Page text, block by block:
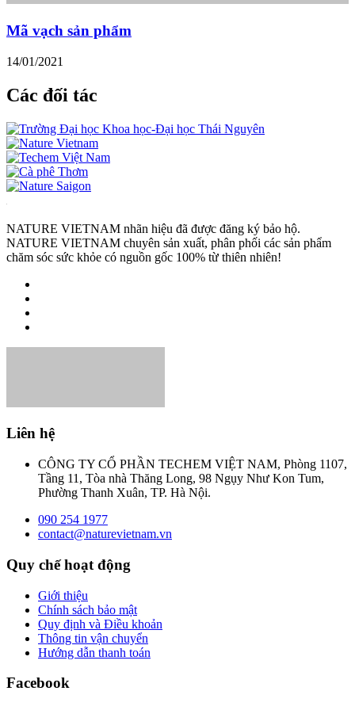
Mã vạch sản phẩm
14/01/2021
Các đối tác
NATURE VIETNAM nhãn hiệu đã được đăng ký bảo hộ.
NATURE VIETNAM chuyên sản xuất, phân phối các sản phẩm
chăm sóc sức khỏe có nguồn gốc 100% từ thiên nhiên!
Liên hệ
CÔNG TY CỔ PHẦN TECHEM VIỆT NAM, Phòng 1107,
Tầng 11, Tòa nhà Thăng Long, 98 Ngụy Như Kon Tum,
Phường Thanh Xuân, TP. Hà Nội.
090 254 1977
contact@naturevietnam.vn
Quy chế hoạt động
Giới thiệu
Chính sách bảo mật
Quy định và Điều khoản
Thông tin vận chuyển
Hướng dẫn thanh toán
Facebook